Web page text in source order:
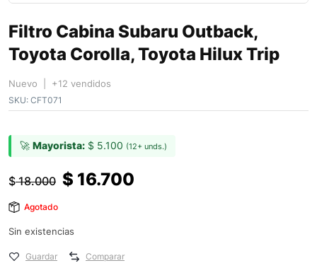
Filtro Cabina Subaru Outback,
Toyota Corolla, Toyota Hilux Trip
Nuevo | +12 vendidos
SKU: CFT071
🚀 Mayorista: $ 5.100 (12+ unds.)
$18.000 $ 16.700
Agotado
Sin existencias
Guardar Comparar